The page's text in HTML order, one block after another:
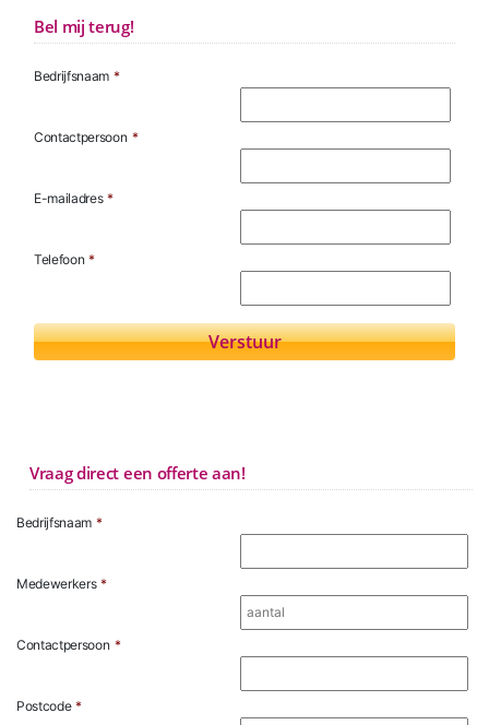
Bel mij terug!
Bedrijfsnaam *
Contactpersoon *
E-mailadres *
Telefoon *
Vraag direct een offerte aan!
Bedrijfsnaam *
Medewerkers *
Contactpersoon *
Postcode *